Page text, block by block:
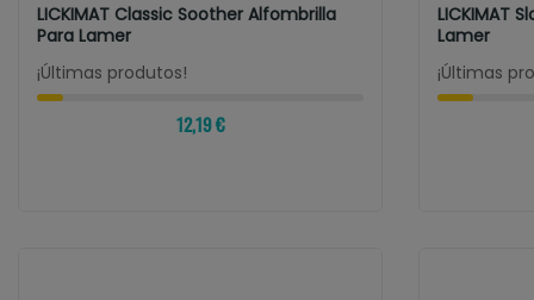
LICKIMAT Classic Soother Alfombrilla
Para Lamer
¡Últimas produtos!
12,19 €
LICKIMAT
Lamer
¡Últimas